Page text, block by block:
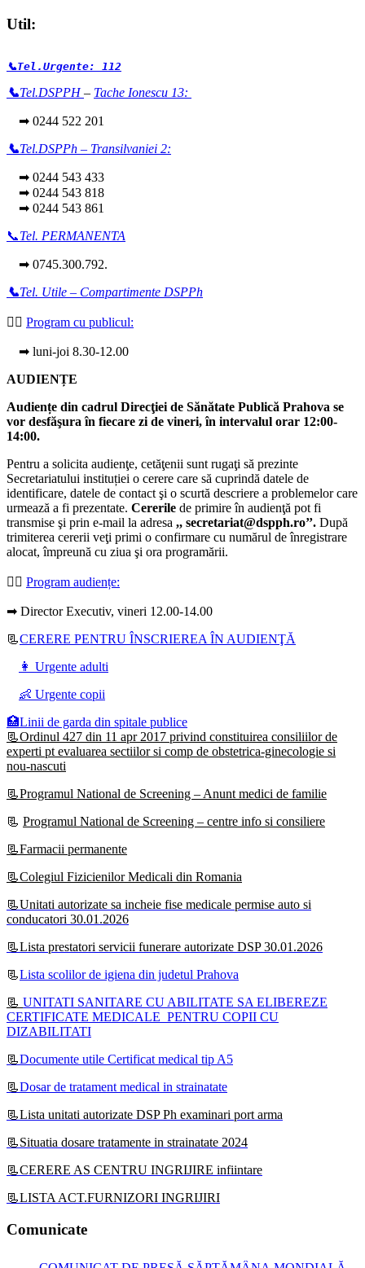
Util:
📞Tel.Urgente: 112
📞Tel.DSPPH– Tache Ionescu 13:
➡ 0244 522 201
📞Tel.DSPPh – Transilvaniei 2:
➡ 0244 543 433
➡ 0244 543 818
➡ 0244 543 861
📞Tel. PERMANENTA
➡ 0745.300.792.
📞Tel. Utile – Compartimente DSPPh
👩‍⚕️ Program cu publicul:
➡ luni-joi 8.30-12.00
AUDIENȚE
Audiențe din cadrul Direcţiei de Sănătate Publică Prahova se
vor desfăşura în fiecare zi de vineri, în intervalul orar 12:00-
14:00.
Pentru a solicita audienţe, cetăţenii sunt rugaţi să prezinte
Secretariatului instituției o cerere care să cuprindă datele de
identificare, datele de contact şi o scurtă descriere a problemelor care
urmează a fi prezentate. Cererile de primire în audienţă pot fi
transmise şi prin e-mail la adresa ,, secretariat@dspph.ro’’. După
trimiterea cererii veţi primi o confirmare cu numărul de înregistrare
alocat, împreună cu ziua şi ora programării.
👩‍⚕️ Program audiențe:
➡ Director Executiv, vineri 12.00-14.00
📃CERERE PENTRU ÎNSCRIEREA ÎN AUDIENŢĂ
👩 Urgente adulti
👶 Urgente copii
🏥Linii de garda din spitale publice
📃Ordinul 427 din 11 apr 2017 privind constituirea consiliilor de
experti pt evaluarea sectiilor si comp de obstetrica-ginecologie si
nou-nascuti
📃Programul National de Screening – Anunt medici de familie
📃 Programul National de Screening – centre info si consiliere
📃Farmacii permanente
📃Colegiul Fizicienilor Medicali din Romania
📃Unitati autorizate sa incheie fise medicale permise auto si
conducatori 30.01.2026
📃Lista prestatori servicii funerare autorizate DSP 30.01.2026
📃Lista scolilor de igiena din judetul Prahova
📃 UNITATI SANITARE CU ABILITATE SA ELIBEREZE
CERTIFICATE MEDICALE PENTRU COPII CU
DIZABILITATI
📃Documente utile Certificat medical tip A5
📃Dosar de tratament medical in strainatate
📃Lista unitati autorizate DSP Ph examinari port arma
📃Situatia dosare tratamente in strainatate 2024
📃CERERE AS CENTRU INGRIJIRE infiintare
📃LISTA ACT.FURNIZORI INGRIJIRI
Comunicate